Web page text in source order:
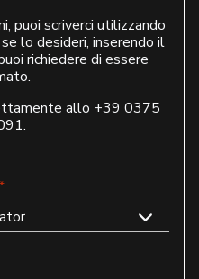
puoi scriverci utilizzando
lo desideri, inserendo il
richiedere di essere
allo +39 0375
.
*